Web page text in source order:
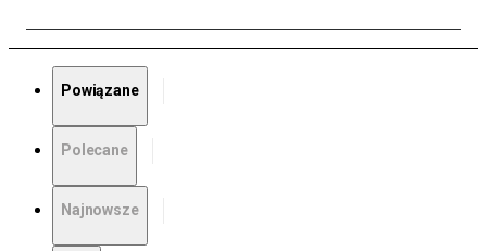
Powiązane
Polecane
Najnowsze